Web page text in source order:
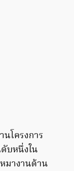
โครงการ
บหนึ่งใน
มางานด้าน